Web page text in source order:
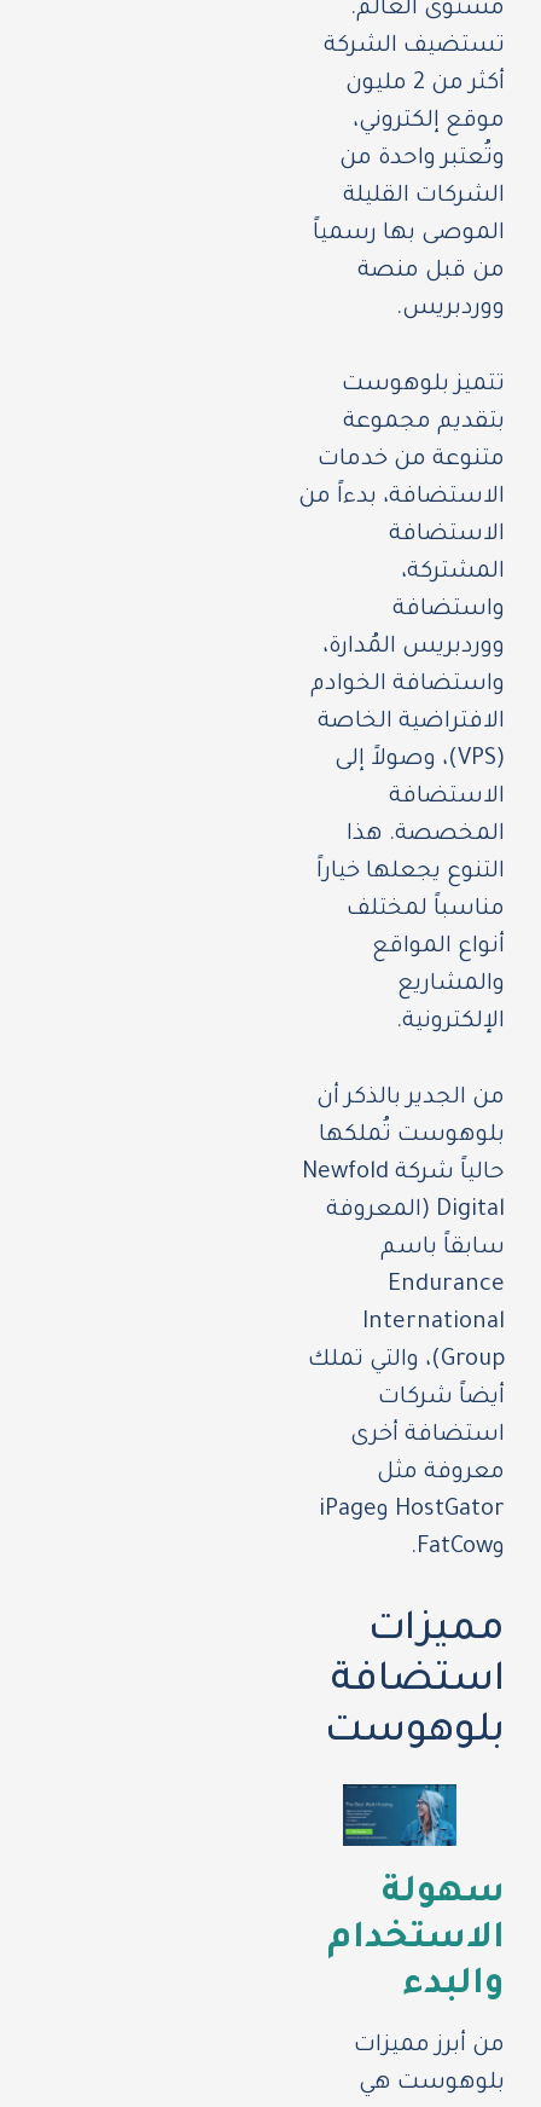
مستوى العالم.
تستضيف الشركة
أكثر من 2 مليون
موقع إلكتروني،
وتُعتبر واحدة من
الشركات القليلة
الموصى بها رسمياً
من قبل منصة
ووردبريس.
تتميز بلوهوست
بتقديم مجموعة
متنوعة من خدمات
الاستضافة، بدءاً من
الاستضافة
المشتركة،
واستضافة
ووردبريس المُدارة،
واستضافة الخوادم
الافتراضية الخاصة
(VPS)، وصولاً إلى
الاستضافة
المخصصة. هذا
التنوع يجعلها خياراً
مناسباً لمختلف
أنواع المواقع
والمشاريع
الإلكترونية.
من الجدير بالذكر أن
بلوهوست تُملكها
حالياً شركة Newfold
Digital (المعروفة
سابقاً باسم
Endurance
International
Group)، والتي تملك
أيضاً شركات
استضافة أخرى
معروفة مثل
HostGator وiPage
وFatCow.
مميزات
استضافة
بلوهوست
سهولة
الاستخدام
والبدء
من أبرز مميزات
بلوهوست هي